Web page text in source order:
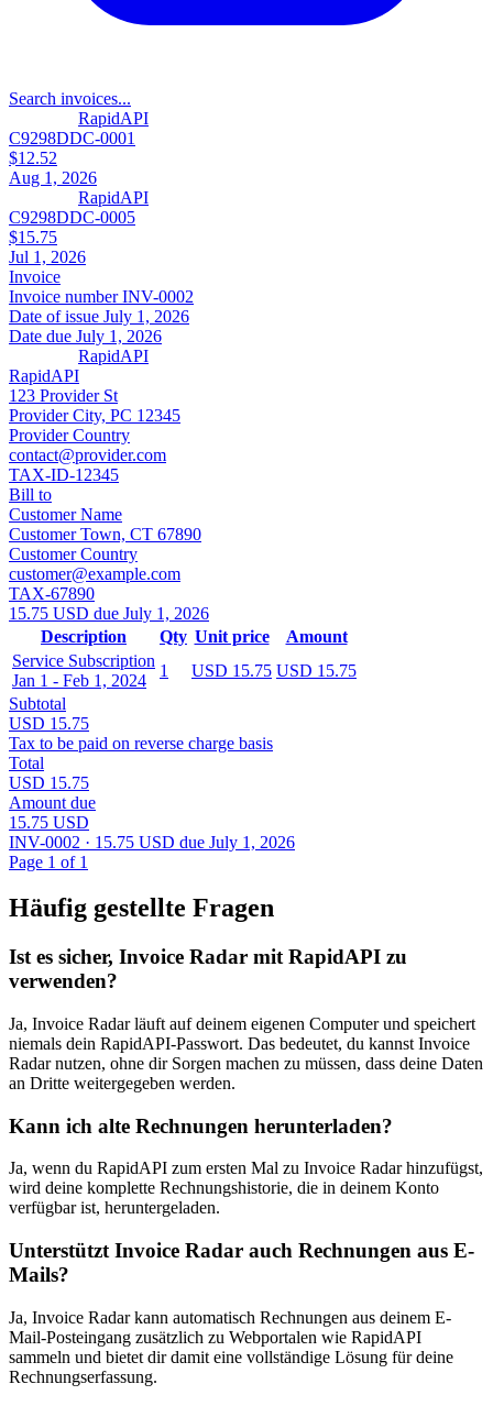
Search invoices...
RapidAPI
C9298DDC-0001
$12.52
Aug 1, 2026
RapidAPI
C9298DDC-0005
$15.75
Jul 1, 2026
Invoice
Invoice numberINV-0002
Date of issue July 1, 2026
Date due July 1, 2026
RapidAPI
RapidAPI
123 Provider St
Provider City, PC 12345
Provider Country
contact@provider.com
TAX-ID-12345
Bill to
Customer Name
Customer Town, CT 67890
Customer Country
customer@example.com
TAX-67890
15.75 USD due July 1, 2026
Description
Qty Unit price
Amount
Service Subscription
Jan 1 - Feb 1, 2024
1 USD 15.75 USD 15.75
Subtotal
USD 15.75
Tax to be paid on reverse charge basis
Total
USD 15.75
Amount due
15.75 USD
INV-0002 · 15.75 USD due July 1, 2026
Page 1 of 1
Häufig gestellte Fragen
Ist es sicher, Invoice Radar mit RapidAPI zu
verwenden?
Ja, Invoice Radar läuft auf deinem eigenen Computer und speichert
niemals dein RapidAPI-Passwort. Das bedeutet, du kannst Invoice
Radar nutzen, ohne dir Sorgen machen zu müssen, dass deine Daten
an Dritte weitergegeben werden.
Kann ich alte Rechnungen herunterladen?
Ja, wenn du RapidAPI zum ersten Mal zu Invoice Radar hinzufügst,
wird deine komplette Rechnungshistorie, die in deinem Konto
verfügbar ist, heruntergeladen.
Unterstützt Invoice Radar auch Rechnungen aus E-
Mails?
Ja, Invoice Radar kann automatisch Rechnungen aus deinem E-
Mail-Posteingang zusätzlich zu Webportalen wie RapidAPI
sammeln und bietet dir damit eine vollständige Lösung für deine
Rechnungserfassung.